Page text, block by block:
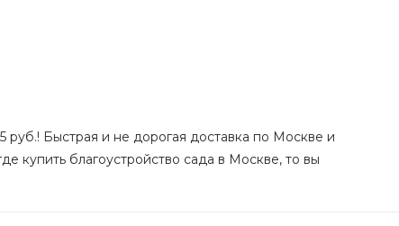
Быстрая и не дорогая доставка по Москве и
купить благоустройство сада в Москве, то вы